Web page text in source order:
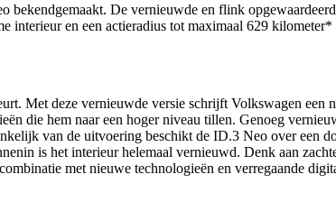
De vernieuwde en flink
interieur en een actieradius tot maximaal 629
Met deze vernieuwde versie schrijft Volkswagen
die hem naar een hoger niveau tillen. Genoeg
van de uitvoering beschikt de ID.3 Neo over een
is het interieur helemaal vernieuwd. Denk aan
met nieuwe technologieën en verregaande